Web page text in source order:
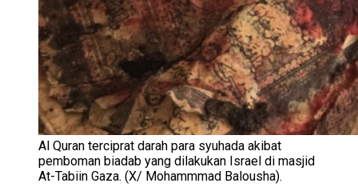
Al Quran terciprat darah para syuhada akibat
pemboman biadab yang dilakukan Israel di masjid
At-Tabiin Gaza. (X/ Mohammmad Balousha).